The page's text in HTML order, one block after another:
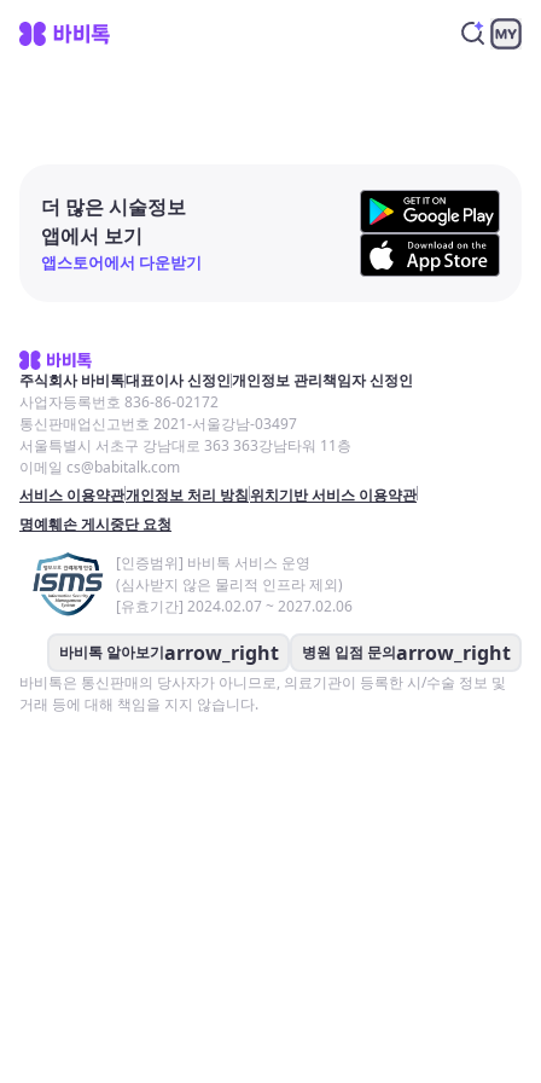
더 많은 시술정보
앱에서 보기
앱스토어에서 다운받기
주식회사 바비톡대표이사 신정인개인정보 관리책임자 신정인
사업자등록번호 836-86-02172
통신판매업신고번호 2021-서울강남-03497
서울특별시 서초구 강남대로 363 363강남타워 11층
이메일 cs@babitalk.com
서비스 이용약관개인정보 처리 방침위치기반 서비스 이용약관
명예훼손 게시중단 요청
[인증범위] 바비톡 서비스 운영
(심사받지 않은 물리적 인프라 제외)
[유효기간] 2024.02.07 ~ 2027.02.06
바비톡 알아보기arrow_right 병원 입점 문의arrow_right
바비톡은 통신판매의 당사자가 아니므로, 의료기관이 등록한 시/수술 정보 및
거래 등에 대해 책임을 지지 않습니다.